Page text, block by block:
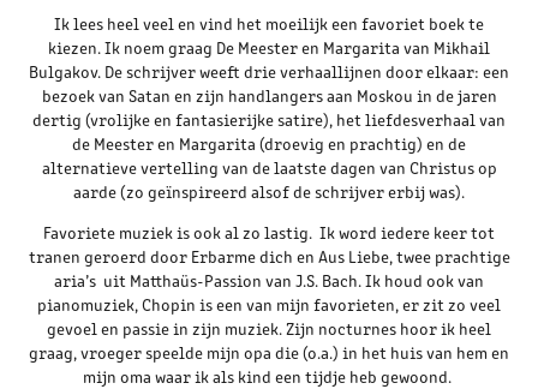
Ik lees heel veel en vind het moeilijk een favoriet boek te
kiezen. Ik noem graag De Meester en Margarita van Mikhail
Bulgakov. De schrijver weeft drie verhaallijnen door elkaar: een
bezoek van Satan en zijn handlangers aan Moskou in de jaren
dertig (vrolijke en fantasierijke satire), het liefdesverhaal van
de Meester en Margarita (droevig en prachtig) en de
alternatieve vertelling van de laatste dagen van Christus op
aarde (zo geïnspireerd alsof de schrijver erbij was).
Favoriete muziek is ook al zo lastig. Ik word iedere keer tot
tranen geroerd door Erbarme dich en Aus Liebe, twee prachtige
aria’s uit Matthaüs-Passion van J.S. Bach. Ik houd ook van
pianomuziek, Chopin is een van mijn favorieten, er zit zo veel
gevoel en passie in zijn muziek. Zijn nocturnes hoor ik heel
graag, vroeger speelde mijn opa die (o.a.) in het huis van hem en
mijn oma waar ik als kind een tijdje heb gewoond.